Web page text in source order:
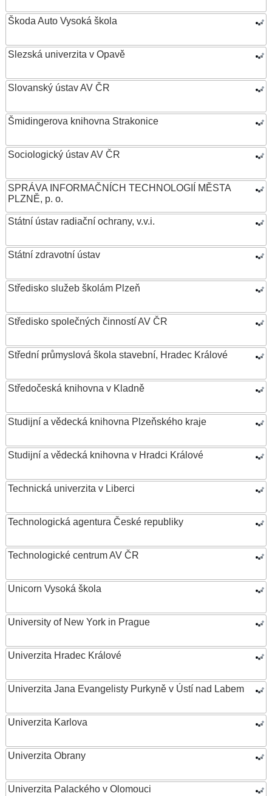
Škoda Auto Vysoká škola
Slezská univerzita v Opavě
Slovanský ústav AV ČR
Šmidingerova knihovna Strakonice
Sociologický ústav AV ČR
SPRÁVA INFORMAČNÍCH TECHNOLOGIÍ MĚSTA
PLZNĚ, p. o.
Státní ústav radiační ochrany, v.v.i.
Státní zdravotní ústav
Středisko služeb školám Plzeň
Středisko společných činností AV ČR
Střední průmyslová škola stavební, Hradec Králové
Středočeská knihovna v Kladně
Studijní a vědecká knihovna Plzeňského kraje
Studijní a vědecká knihovna v Hradci Králové
Technická univerzita v Liberci
Technologická agentura České republiky
Technologické centrum AV ČR
Unicorn Vysoká škola
University of New York in Prague
Univerzita Hradec Králové
Univerzita Jana Evangelisty Purkyně v Ústí nad Labem
Univerzita Karlova
Univerzita Obrany
Univerzita Palackého v Olomouci